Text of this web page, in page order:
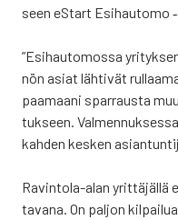
seen eStart Esi­hau­to­mo
”Esi­hau­to­mos­sa
nön asiat läh­ti­vät
paa­maa­ni spar­raus­ta
tuk­seen.
kah­den kes­ken
Ravin­to­la-alan yrit­tä­jäl­lä
ta­va­na. On pal­jon